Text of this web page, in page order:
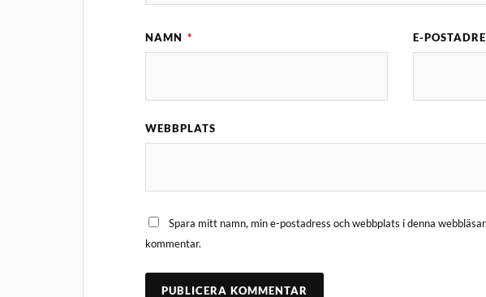
NAMN * E-
WEBBPLATS
Spara mitt namn, min e-postadress och webbplats i denna
kommentar.